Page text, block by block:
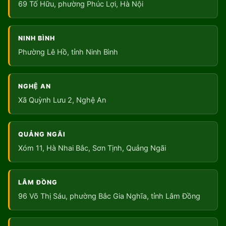
69 Tố Hữu, phường Phúc Lợi, Hà Nội
NINH BÌNH
Phường Lê Hồ, tỉnh Ninh Bình
NGHỆ AN
Xã Quỳnh Lưu 2, Nghệ An
QUẢNG NGÃI
Xóm 11, Hà Nhai Bắc, Sơn Tịnh, Quảng Ngãi
LÂM ĐỒNG
96 Võ Thị Sáu, phường Bắc Gia Nghĩa, tỉnh Lâm Đồng